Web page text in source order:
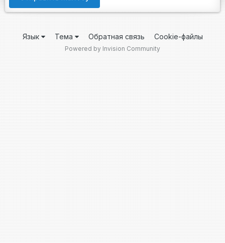
Язык Тема Обратная связь Cookie-файлы
Powered by Invision Community